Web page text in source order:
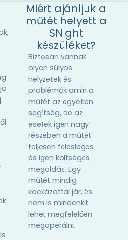
Miért ajánljuk a
műtét helyett a
SNight
készüléket?
Biztosan vannak
olyan súlyos
helyzetek és
problémák amin a
műtét az egyetlen
segítség, de az
esetek igen nagy
részében a műtét
teljesen felesleges
és igen költséges
megoldás. Egy
műtét mindig
kockázattal jár, és
nem is mindenkit
lehet megfelelően
megoperálni.